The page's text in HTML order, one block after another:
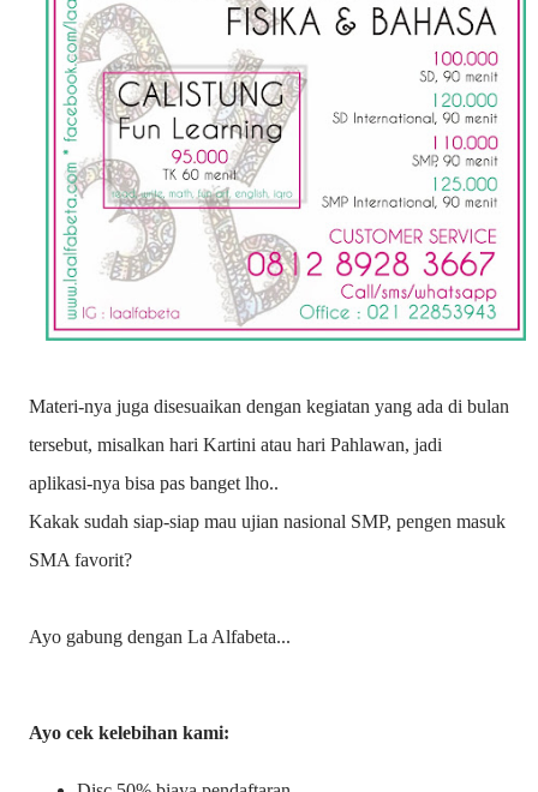
Materi-nya juga disesuaikan dengan kegiatan yang ada di bulan
tersebut, misalkan hari Kartini atau hari Pahlawan, jadi
aplikasi-nya bisa pas banget lho..
Kakak sudah siap-siap mau ujian nasional SMP, pengen masuk
SMA favorit?
Ayo gabung dengan La Alfabeta...
Ayo cek kelebihan kami: